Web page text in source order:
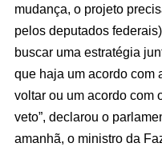
mudança, o projeto
pelos deputados
buscar uma estratégia
que haja um acordo com
voltar ou um acordo com
veto”, declarou o
amanhã, o ministro da